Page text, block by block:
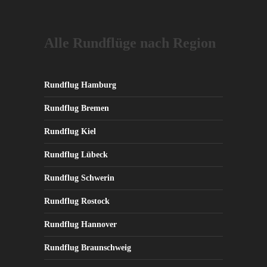
Alle Rundflüge nach Region
Rundflug Hamburg
Rundflug Bremen
Rundflug Kiel
Rundflug Lübeck
Rundflug Schwerin
Rundflug Rostock
Rundflug Hannover
Rundflug Braunschweig